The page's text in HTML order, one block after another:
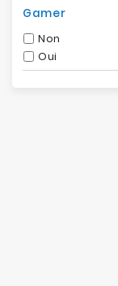
Gamer
Non
Oui